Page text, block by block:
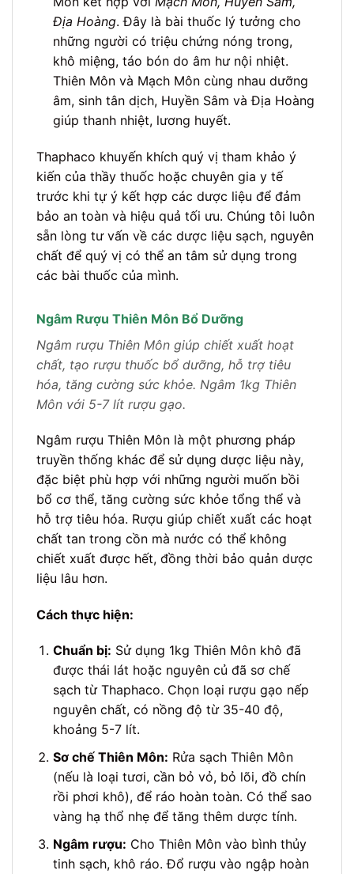
Địa Hoàng. Đây là bài thuốc lý tưởng cho
những người có triệu chứng nóng trong,
khô miệng, táo bón do âm hư nội nhiệt.
Thiên Môn và Mạch Môn cùng nhau dưỡng
âm, sinh tân dịch, Huyền Sâm và Địa Hoàng
giúp thanh nhiệt, lương huyết.
Thaphaco khuyến khích quý vị tham khảo ý
kiến của thầy thuốc hoặc chuyên gia y tế
trước khi tự ý kết hợp các dược liệu để đảm
bảo an toàn và hiệu quả tối ưu. Chúng tôi luôn
sẵn lòng tư vấn về các dược liệu sạch, nguyên
chất để quý vị có thể an tâm sử dụng trong
các bài thuốc của mình.
Ngâm Rượu Thiên Môn Bổ Dưỡng
Ngâm rượu Thiên Môn giúp chiết xuất hoạt
chất, tạo rượu thuốc bổ dưỡng, hỗ trợ tiêu
hóa, tăng cường sức khỏe. Ngâm 1kg Thiên
Môn với 5-7 lít rượu gạo.
Ngâm rượu Thiên Môn là một phương pháp
truyền thống khác để sử dụng dược liệu này,
đặc biệt phù hợp với những người muốn bồi
bổ cơ thể, tăng cường sức khỏe tổng thể và
hỗ trợ tiêu hóa. Rượu giúp chiết xuất các hoạt
chất tan trong cồn mà nước có thể không
chiết xuất được hết, đồng thời bảo quản dược
liệu lâu hơn.
Cách thực hiện:
Chuẩn bị: Sử dụng 1kg Thiên Môn khô đã
được thái lát hoặc nguyên củ đã sơ chế
sạch từ Thaphaco. Chọn loại rượu gạo nếp
nguyên chất, có nồng độ từ 35-40 độ,
khoảng 5-7 lít.
Sơ chế Thiên Môn: Rửa sạch Thiên Môn
(nếu là loại tươi, cần bỏ vỏ, bỏ lõi, đồ chín
rồi phơi khô), để ráo hoàn toàn. Có thể sao
vàng hạ thổ nhẹ để tăng thêm dược tính.
Ngâm rượu: Cho Thiên Môn vào bình thủy
tinh sạch, khô ráo. Đổ rượu vào ngập hoàn